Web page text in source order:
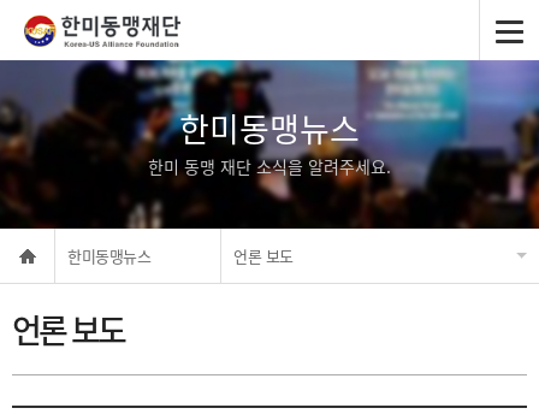
한미동맹뉴스
한미 동맹 재단 소식을 알려주세요.
한미동맹뉴스 언론 보도
언론 보도